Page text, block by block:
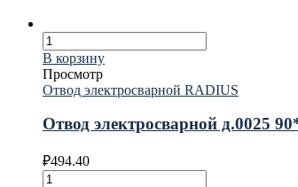
В корзину
Просмотр
Отвод электросварной RADIUS
Отвод электросварной д.0025
₽494.40